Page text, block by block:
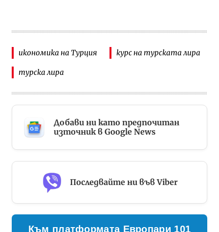
икономика на Турция курс на турската лира
турска лира
Добави ни като предпочитан
източник в Google News
Последвайте ни във Viber
Към платформата Европари 101